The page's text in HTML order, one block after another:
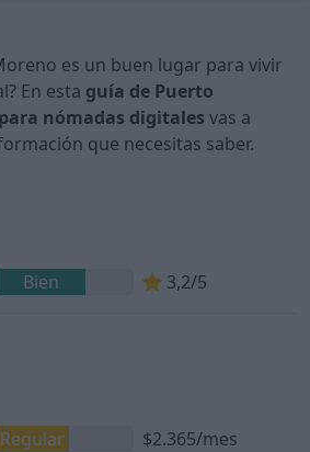
es un buen lugar para vivir
En esta guía de Puerto
nómadas digitales vas a
que necesitas saber.
Bien 3,2/5
Regular $2.365/mes